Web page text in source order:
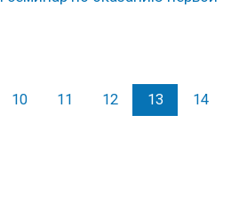
10 11 12 13 14